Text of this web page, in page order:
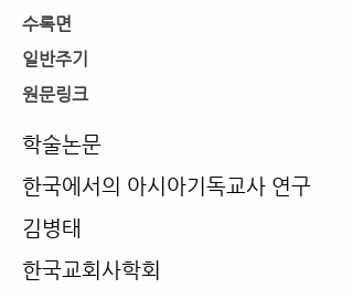
​수록면
​일반주기
​원문링크
학술논문
한국에서의 아시아기독교사 연구
김병태
한국교회사학회